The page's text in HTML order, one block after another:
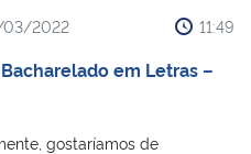
03/2022 11:49
em Letras –
gostaríamos de